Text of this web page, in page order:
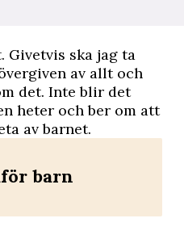
Givetvis ska jag ta
av allt och
det. Inte blir det
heter och ber om att
av barnet.
barn